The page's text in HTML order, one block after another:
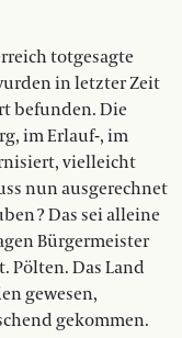
totgesagte
in letzter Zeit
befunden. Die
im Erlauf-, im
vielleicht
nun ausgerechnet
? Das sei alleine
Bürgermeister
Pölten. Das Land
gewesen,
gekommen.